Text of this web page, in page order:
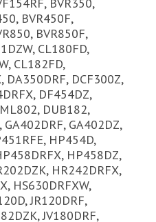
BVR350,
BVR450F,
BVR850F,
CL180FD,
CL182FD,
DA350DRF, DCF300Z,
DF454DZ,
DUB182,
GA402DZ,
HP454D,
HP458DZ,
HR242DRFX,
HS630DRFXW,
JR120DRF,
JV180DRF,